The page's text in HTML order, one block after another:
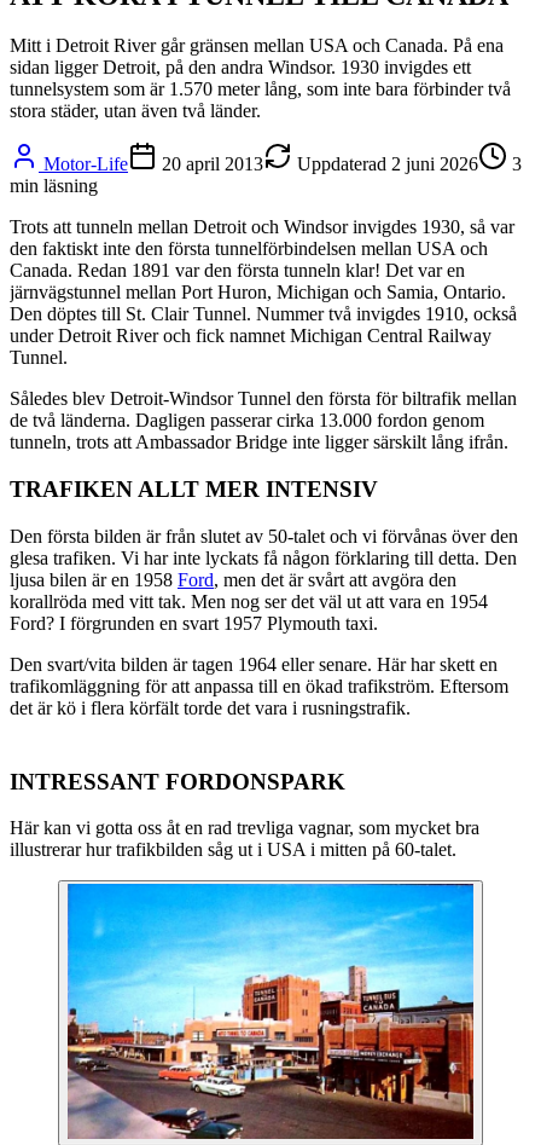
Mitt i Detroit River går gränsen mellan USA och Canada. På ena
sidan ligger Detroit, på den andra Windsor. 1930 invigdes ett
tunnelsystem som är 1.570 meter lång, som inte bara förbinder två
stora städer, utan även två länder.
Motor-Life 20 april 2013 Uppdaterad 2 juni 2026
3
min läsning
Trots att tunneln mellan Detroit och Windsor invigdes 1930, så var
den faktiskt inte den första tunnelförbindelsen mellan USA och
Canada. Redan 1891 var den första tunneln klar! Det var en
järnvägstunnel mellan Port Huron, Michigan och Samia, Ontario.
Den döptes till St. Clair Tunnel. Nummer två invigdes 1910, också
under Detroit River och fick namnet Michigan Central Railway
Tunnel.
Således blev Detroit-Windsor Tunnel den första för biltrafik mellan
de två länderna. Dagligen passerar cirka 13.000 fordon genom
tunneln, trots att Ambassador Bridge inte ligger särskilt lång ifrån.
TRAFIKEN ALLT MER INTENSIV
Den första bilden är från slutet av 50-talet och vi förvånas över den
glesa trafiken. Vi har inte lyckats få någon förklaring till detta. Den
ljusa bilen är en 1958 Ford, men det är svårt att avgöra den
korallröda med vitt tak. Men nog ser det väl ut att vara en 1954
Ford? I förgrunden en svart 1957 Plymouth taxi.
Den svart/vita bilden är tagen 1964 eller senare. Här har skett en
trafikomläggning för att anpassa till en ökad trafikström. Eftersom
det är kö i flera körfält torde det vara i rusningstrafik.
INTRESSANT FORDONSPARK
Här kan vi gotta oss åt en rad trevliga vagnar, som mycket bra
illustrerar hur trafikbilden såg ut i USA i mitten på 60-talet.